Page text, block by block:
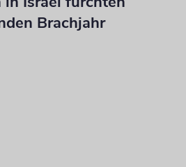
Brachjahr